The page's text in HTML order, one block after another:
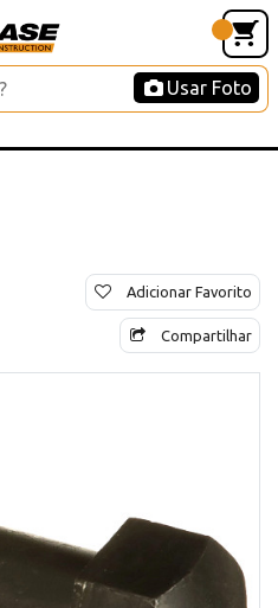
Usar Foto
Adicionar Favorito
Compartilhar